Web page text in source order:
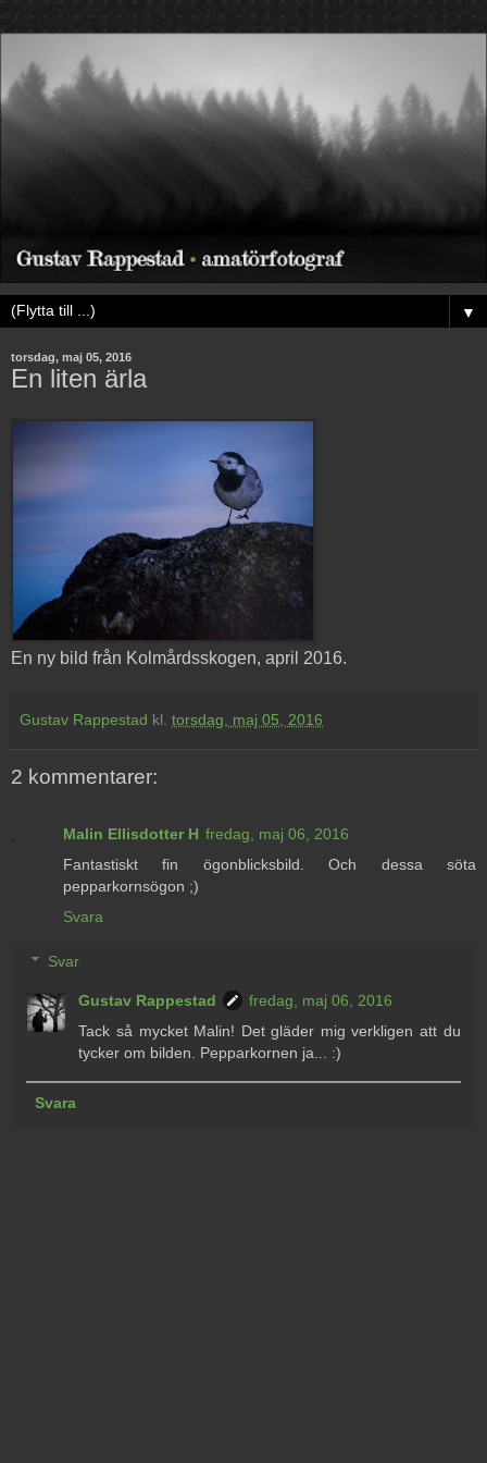
▼
torsdag, maj 05, 2016
En liten ärla
En ny bild från Kolmårdsskogen, april 2016.
Gustav Rappestad kl. torsdag, maj 05, 2016
2 kommentarer:
Malin Ellisdotter H fredag, maj 06, 2016
Fantastiskt fin ögonblicksbild. Och dessa söta
pepparkornsögon ;)
Svara
Svar
Gustav Rappestad
fredag, maj 06, 2016
Tack så mycket Malin! Det gläder mig verkligen att du
tycker om bilden. Pepparkornen ja... :)
Svara